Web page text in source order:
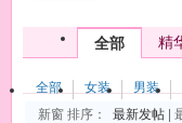
全部 精
全部 女装 男装
新窗 排序： 最新发帖 |